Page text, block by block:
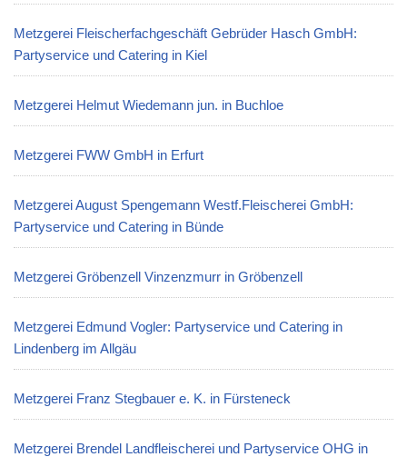
Metzgerei Fleischerfachgeschäft Gebrüder Hasch GmbH:
Partyservice und Catering in Kiel
Metzgerei Helmut Wiedemann jun. in Buchloe
Metzgerei FWW GmbH in Erfurt
Metzgerei August Spengemann Westf.Fleischerei GmbH:
Partyservice und Catering in Bünde
Metzgerei Gröbenzell Vinzenzmurr in Gröbenzell
Metzgerei Edmund Vogler: Partyservice und Catering in
Lindenberg im Allgäu
Metzgerei Franz Stegbauer e. K. in Fürsteneck
Metzgerei Brendel Landfleischerei und Partyservice OHG in